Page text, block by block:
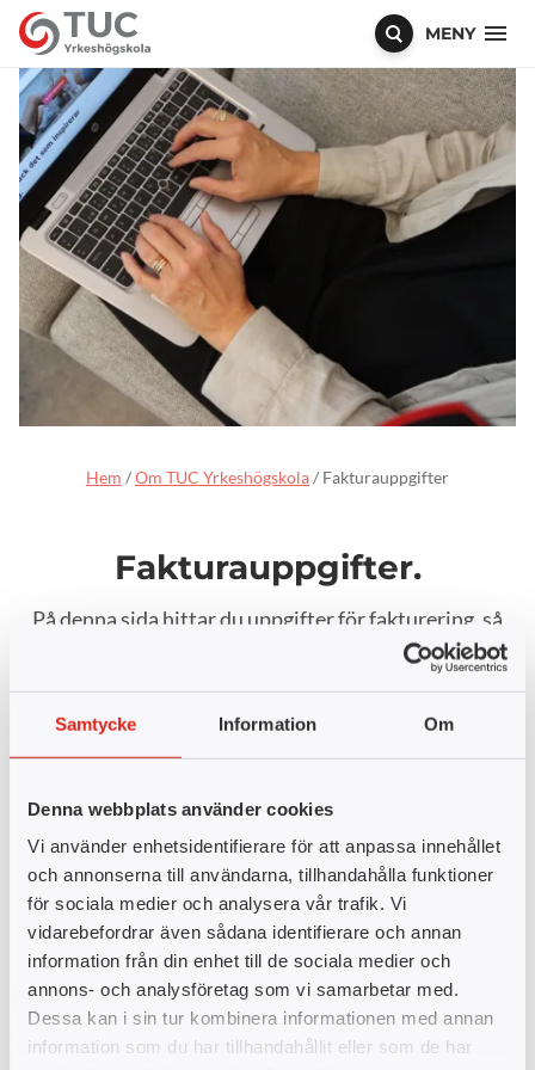
Samtycke Information Om
Denna webbplats använder cookies
Vi använder enhetsidentifierare för att anpassa innehållet
och annonserna till användarna, tillhandahålla funktioner
för sociala medier och analysera vår trafik. Vi
vidarebefordrar även sådana identifierare och annan
information från din enhet till de sociala medier och
annons- och analysföretag som vi samarbetar med.
Dessa kan i sin tur kombinera informationen med annan
information som du har tillhandahållit eller som de har
MENY
Hem /Om TUC Yrkeshögskola/ Fakturauppgifter
Fakturauppgifter.
På denna sida hittar du uppgifter för fakturering, så
som organisationsnummer och faktureringsadress.
Adress
Hamnparken 2
573 35 Tranås
Fakturaadress
TUC Sweden AB
FE 3194 Scanloud
SE-831 90 Östersund
tuc_sweden@pdf.scancloud.se